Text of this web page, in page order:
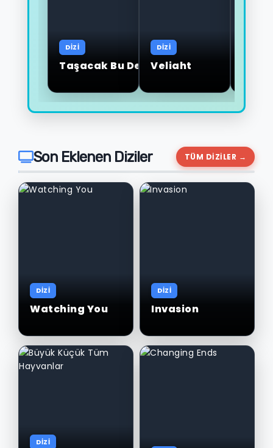
DİZİ
Taşacak Bu Deniz
DİZİ
Veliaht
Son Eklenen Diziler TÜM DİZİLER →
DİZİ
Watching You
DİZİ
Invasion
DİZİ